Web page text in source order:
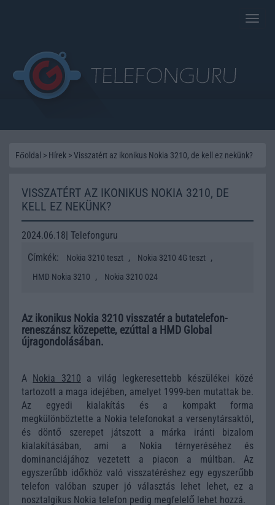
Toggle
Főoldal > Hírek >Visszatért az ikonikus Nokia 3210, de kell ez nekünk?
VISSZATÉRT AZ IKONIKUS NOKIA 3210, DE
KELL EZ NEKÜNK?
2024.06.18| Telefonguru
Címkék:
Nokia 3210 teszt , Nokia 3210 4G teszt ,
HMD Nokia 3210 , Nokia 3210 024
Az ikonikus Nokia 3210 visszatér a butatelefon-
reneszánsz közepette, ezúttal a HMD Global
újragondolásában.
A Nokia 3210 a világ legkeresettebb készülékei közé
tartozott a maga idejében, amelyet 1999-ben mutattak be.
Az egyedi kialakítás és a kompakt forma
megkülönböztette a Nokia telefonokat a versenytársaktól,
és döntő szerepet játszott a márka iránti bizalom
kialakításában, ami a Nokia térnyeréséhez és
dominanciájához vezetett a piacon a múltban. Az
egyszerűbb időkhöz való visszatéréshez egy egyszerűbb
telefon valóban szuper jó választás lehet lehet, ez a
nosztalgikus Nokia telefon pedig megfelelő lehet hozzá.